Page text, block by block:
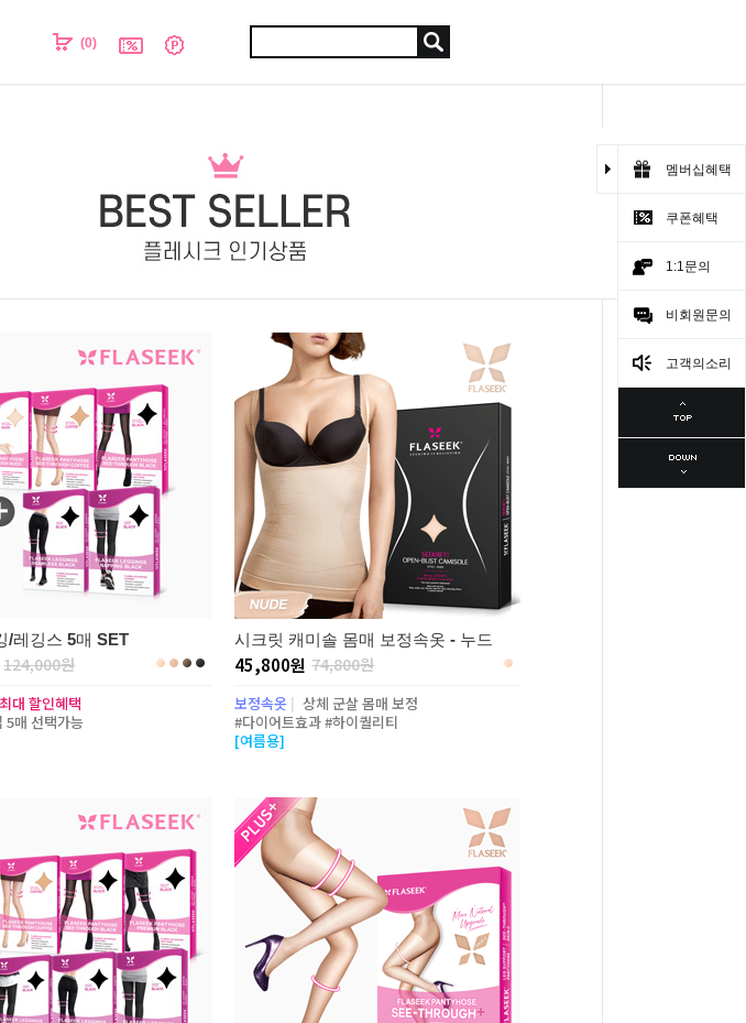
(0)
멤버십혜택
쿠폰혜택
1:1문의
비회원문의
고객의소리
/레깅스 5매 SET
124,000원
최대 할인혜택
5매 선택가능
시크릿 캐미솔 몸매 보정속옷 - 누드
45,800원 74,800원
보정속옷 | 상체 군살 몸매 보정
#다이어트효과 #하이퀄리티
[여름용]